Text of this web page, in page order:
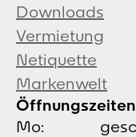
Downloads
Vermietung
Netiquette
Markenwelt
Öffnungszeiten
Mo: